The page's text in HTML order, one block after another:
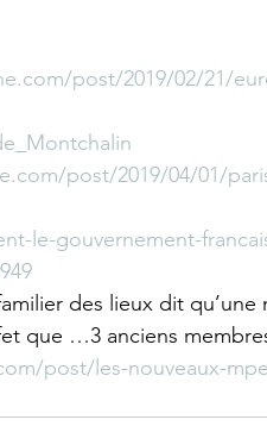
post/2019/02/21/
post/2019/04/01/
le-gouvernement-
des lieux dit
que …3 anciens
post/les-nouveaux-